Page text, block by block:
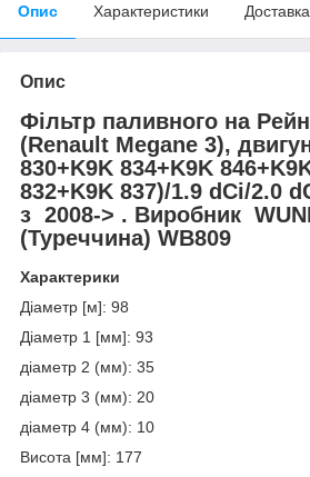
Опис Характеристики Доставка
Опис
Фільтр паливного на
(Renault Megane 3),
830+K9K 834+K9K
832+K9K 837)/1.9 dCi/2.0
з 2008-> . Виробник
(Туреччина) WB809
Характерики
Діаметр [м]: 98
Діаметр 1 [мм]: 93
діаметр 2 (мм): 35
діаметр 3 (мм): 20
діаметр 4 (мм): 10
Висота [мм]: 177